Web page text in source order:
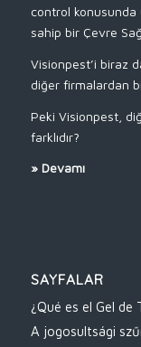
control konusunda
sahip bir Çevre
Visionpest’i biraz
diğer firmalardan
Peki Visionpest,
farklıdır?
» Devamı
SAYFALAR
¿Qué es el Gel
A jogosultsági